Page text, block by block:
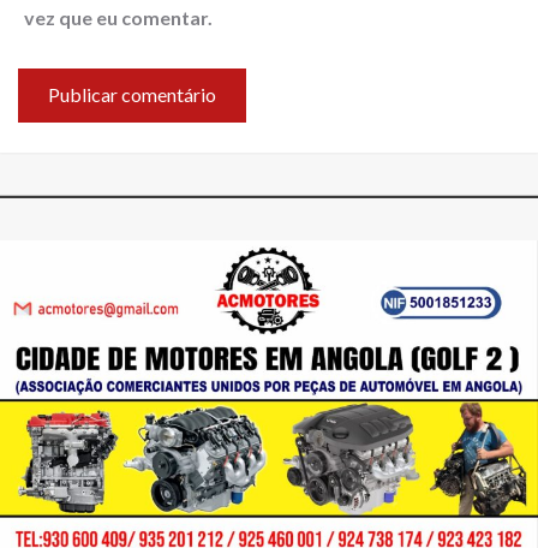
vez que eu comentar.